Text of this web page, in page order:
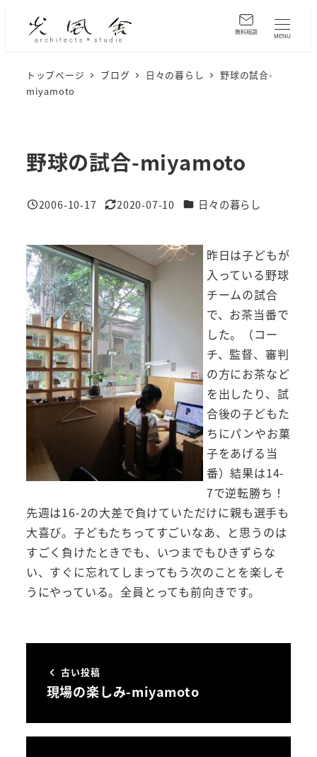
MENU
トップページ ブログ 日々の暮らし
野球の試合-
miyamoto
野球の試合-miyamoto
投稿日
2006-10-17
更新日
2020-07-10 カテゴリー
日々の暮らし
昨日は子どもが
入っている野球
チームの試合
で、お茶当番で
した。（コー
チ、監督、審判
の方にお茶など
を出したり、試
合後の子どもた
ちにパンやお菓
子をあげる当
番）結果は14-
7で逆転勝ち！
先週は16-2の大差で負けていただけに親も選手も
大喜び。子どもたちってすごいなあ、と思うのは
すごく負けたときでも、いつまでもひきずらな
い、すぐに忘れてしまってもう次のことを楽しそ
うにやっている。全員とっても前向きです。
古い投稿
現場の楽しみ-miyamoto
無料相談